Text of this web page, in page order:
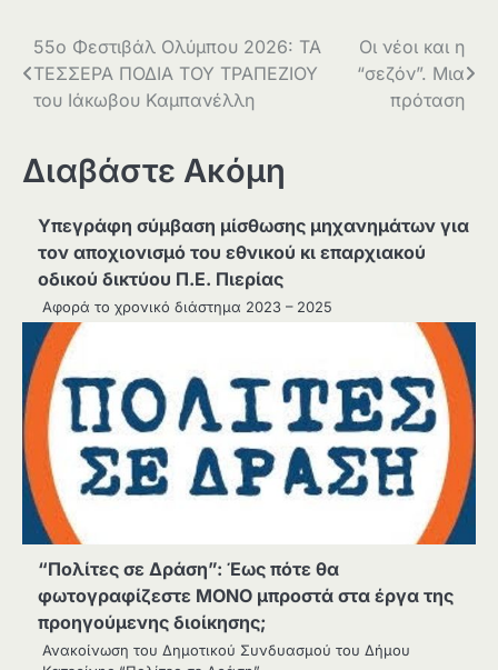
Πλοήγηση
άρθρων
55ο Φεστιβάλ Ολύμπου 2026: ΤΑ
ΤΕΣΣΕΡΑ ΠΟΔΙΑ ΤΟΥ ΤΡΑΠΕΖΙΟΥ
του Ιάκωβου Καμπανέλλη
Οι νέοι και η
“σεζόν”. Μια
πρόταση
Διαβάστε Ακόμη
Υπεγράφη σύμβαση μίσθωσης μηχανημάτων για
τον αποχιονισμό του εθνικού κι επαρχιακού
οδικού δικτύου Π.Ε. Πιερίας
Αφορά το χρονικό διάστημα 2023 – 2025
“Πολίτες σε Δράση”: Έως πότε θα
φωτογραφίζεστε ΜΟΝΟ μπροστά στα έργα της
προηγούμενης διοίκησης;
Ανακοίνωση του Δημοτικού Συνδυασμού του Δήμου